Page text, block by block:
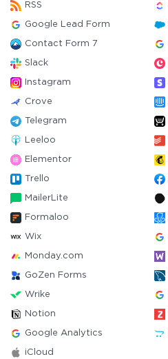
RSS
Google Lead Form
Contact Form 7
Slack
Instagram
Crove
Telegram
Leeloo
Elementor
Trello
MailerLite
Formaloo
Wix
Monday.com
GoZen Forms
Wrike
Notion
Google Analytics
iCloud